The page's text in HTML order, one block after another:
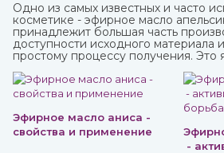
Одно из самых известных и часто
косметике - эфирное масло
принадлежит большая часть
доступности исходного материала
простому процессу получения. Это
Эфирное масло аниса -
свойства и применение
-